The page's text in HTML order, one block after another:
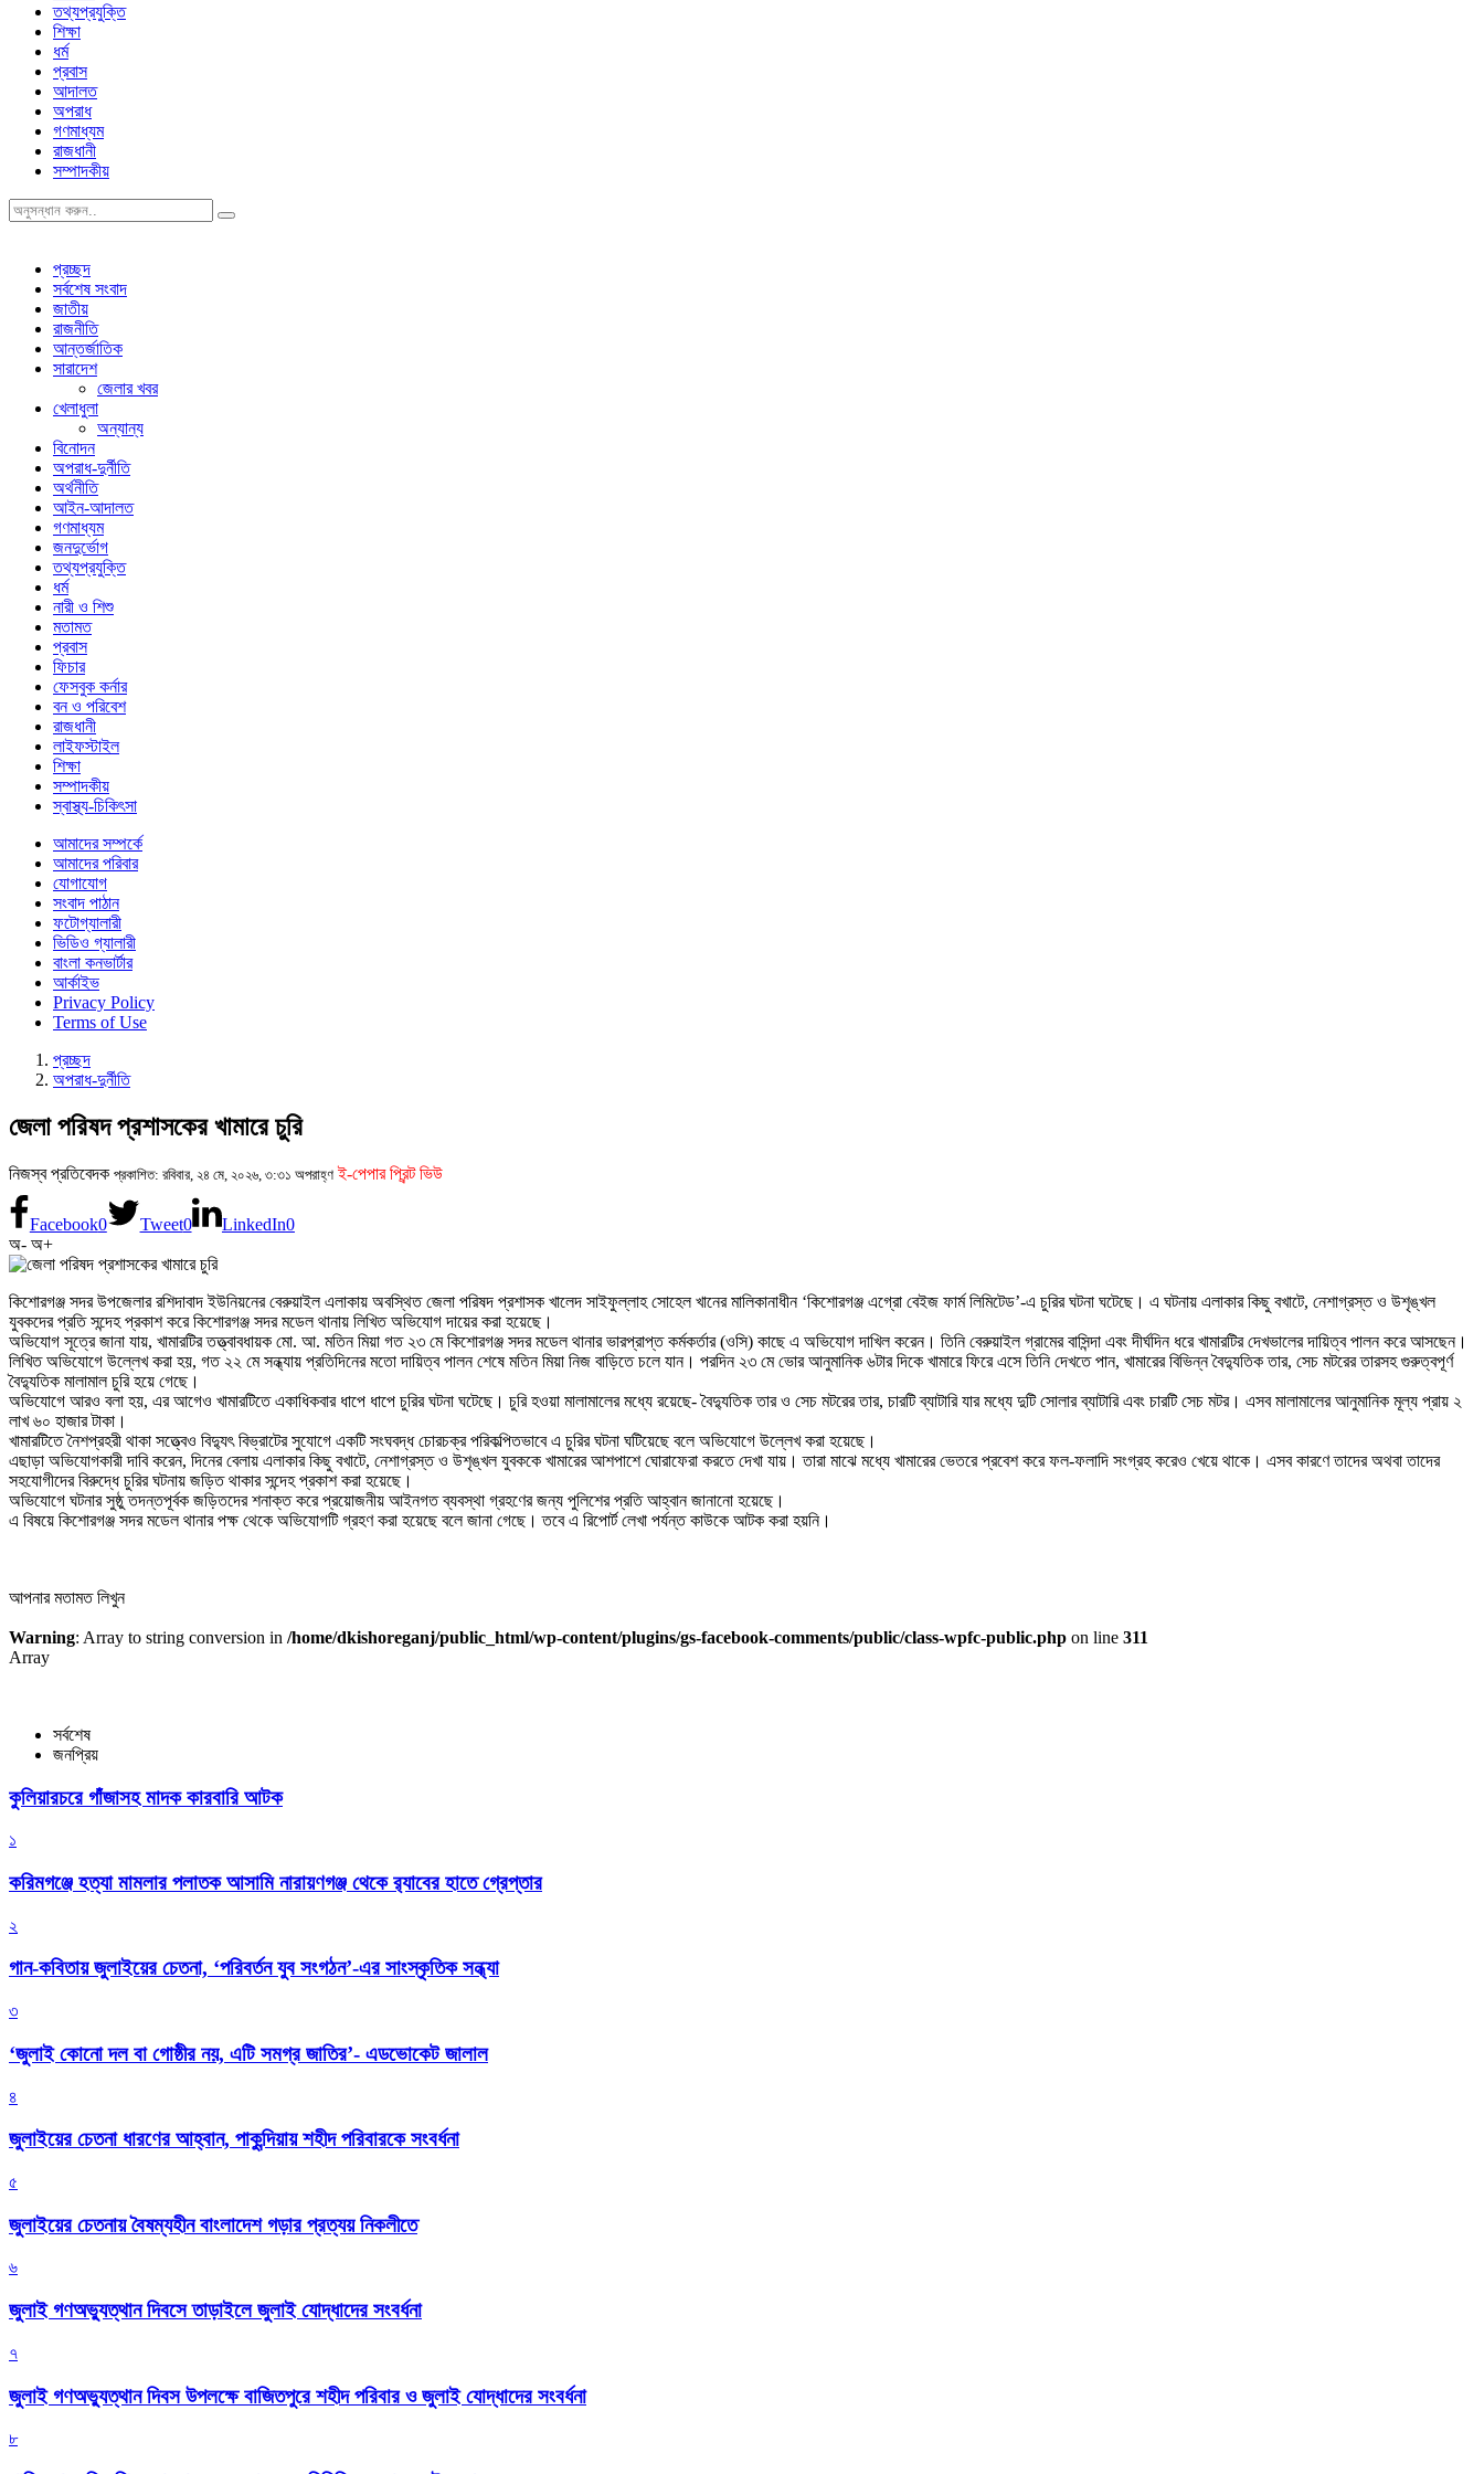
তথ্যপ্রযুক্তি
শিক্ষা
ধর্ম
প্রবাস
আদালত
অপরাধ
গণমাধ্যম
রাজধানী
সম্পাদকীয়
প্রচ্ছদ
সর্বশেষ সংবাদ
জাতীয়
রাজনীতি
আন্তর্জাতিক
সারাদেশ
জেলার খবর
খেলাধুলা
অন্যান্য
বিনোদন
অপরাধ-দুর্নীতি
অর্থনীতি
আইন-আদালত
গণমাধ্যম
জনদুর্ভোগ
তথ্যপ্রযুক্তি
ধর্ম
নারী ও শিশু
মতামত
প্রবাস
ফিচার
ফেসবুক কর্নার
বন ও পরিবেশ
রাজধানী
লাইফস্টাইল
শিক্ষা
সম্পাদকীয়
স্বাস্থ্য-চিকিৎসা
আমাদের সম্পর্কে
আমাদের পরিবার
যোগাযোগ
সংবাদ পাঠান
ফটোগ্যালারী
ভিডিও গ্যালারী
বাংলা কনভার্টার
আর্কাইভ
Privacy Policy
Terms of Use
প্রচ্ছদ
অপরাধ-দুর্নীতি
জেলা পরিষদ প্রশাসকের খামারে চুরি
নিজস্ব প্রতিবেদক প্রকাশিত: রবিবার, ২৪ মে, ২০২৬, ৩:৩১ অপরাহ্ণ ই-পেপার প্রিন্ট ভিউ
Facebook0 Tweet0 LinkedIn0
অ- অ+
কিশোরগঞ্জ সদর উপজেলার রশিদাবাদ ইউনিয়নের বেরুয়াইল এলাকায় অবস্থিত জেলা পরিষদ প্রশাসক খালেদ সাইফুল্লাহ সোহেল খানের মালিকানাধীন ‘কিশোরগঞ্জ এগ্রো বেইজ ফার্ম লিমিটেড’-এ চুরির ঘটনা ঘটেছে। এ ঘটনায় এলাকার কিছু বখাটে, নেশাগ্রস্ত ও উশৃঙ্খল
যুবকদের প্রতি সন্দেহ প্রকাশ করে কিশোরগঞ্জ সদর মডেল থানায় লিখিত অভিযোগ দায়ের করা হয়েছে।
অভিযোগ সূত্রে জানা যায়, খামারটির তত্ত্বাবধায়ক মো. আ. মতিন মিয়া গত ২৩ মে কিশোরগঞ্জ সদর মডেল থানার ভারপ্রাপ্ত কর্মকর্তার (ওসি) কাছে এ অভিযোগ দাখিল করেন। তিনি বেরুয়াইল গ্রামের বাসিন্দা এবং দীর্ঘদিন ধরে খামারটির দেখভালের দায়িত্ব পালন করে আসছেন।
লিখিত অভিযোগে উল্লেখ করা হয়, গত ২২ মে সন্ধ্যায় প্রতিদিনের মতো দায়িত্ব পালন শেষে মতিন মিয়া নিজ বাড়িতে চলে যান। পরদিন ২৩ মে ভোর আনুমানিক ৬টার দিকে খামারে ফিরে এসে তিনি দেখতে পান, খামারের বিভিন্ন বৈদ্যুতিক তার, সেচ মটরের তারসহ গুরুত্বপূর্ণ
বৈদ্যুতিক মালামাল চুরি হয়ে গেছে।
অভিযোগে আরও বলা হয়, এর আগেও খামারটিতে একাধিকবার ধাপে ধাপে চুরির ঘটনা ঘটেছে। চুরি হওয়া মালামালের মধ্যে রয়েছে- বৈদ্যুতিক তার ও সেচ মটরের তার, চারটি ব্যাটারি যার মধ্যে দুটি সোলার ব্যাটারি এবং চারটি সেচ মটর। এসব মালামালের আনুমানিক মূল্য প্রায় ২
লাখ ৬০ হাজার টাকা।
খামারটিতে নৈশপ্রহরী থাকা সত্ত্বেও বিদ্যুৎ বিভ্রাটের সুযোগে একটি সংঘবদ্ধ চোরচক্র পরিকল্পিতভাবে এ চুরির ঘটনা ঘটিয়েছে বলে অভিযোগে উল্লেখ করা হয়েছে।
এছাড়া অভিযোগকারী দাবি করেন, দিনের বেলায় এলাকার কিছু বখাটে, নেশাগ্রস্ত ও উশৃঙ্খল যুবককে খামারের আশপাশে ঘোরাফেরা করতে দেখা যায়। তারা মাঝে মধ্যে খামারের ভেতরে প্রবেশ করে ফল-ফলাদি সংগ্রহ করেও খেয়ে থাকে। এসব কারণে তাদের অথবা তাদের
সহযোগীদের বিরুদ্ধে চুরির ঘটনায় জড়িত থাকার সন্দেহ প্রকাশ করা হয়েছে।
অভিযোগে ঘটনার সুষ্ঠু তদন্তপূর্বক জড়িতদের শনাক্ত করে প্রয়োজনীয় আইনগত ব্যবস্থা গ্রহণের জন্য পুলিশের প্রতি আহ্বান জানানো হয়েছে।
এ বিষয়ে কিশোরগঞ্জ সদর মডেল থানার পক্ষ থেকে অভিযোগটি গ্রহণ করা হয়েছে বলে জানা গেছে। তবে এ রিপোর্ট লেখা পর্যন্ত কাউকে আটক করা হয়নি।
আপনার মতামত লিখুন
Warning: Array to string conversion in /home/dkishoreganj/public_html/wp-content/plugins/gs-facebook-comments/public/class-wpfc-public.php on line 311
Array
সর্বশেষ
জনপ্রিয়
কুলিয়ারচরে গাঁজাসহ মাদক কারবারি আটক
১
করিমগঞ্জে হত্যা মামলার পলাতক আসামি নারায়ণগঞ্জ থেকে র‌্যাবের হাতে গ্রেপ্তার
২
গান-কবিতায় জুলাইয়ের চেতনা, ‘পরিবর্তন যুব সংগঠন’-এর সাংস্কৃতিক সন্ধ্যা
৩
‘জুলাই কোনো দল বা গোষ্ঠীর নয়, এটি সমগ্র জাতির’- এডভোকেট জালাল
৪
জুলাইয়ের চেতনা ধারণের আহ্বান, পাকুন্দিয়ায় শহীদ পরিবারকে সংবর্ধনা
৫
জুলাইয়ের চেতনায় বৈষম্যহীন বাংলাদেশ গড়ার প্রত্যয় নিকলীতে
৬
জুলাই গণঅভ্যুত্থান দিবসে তাড়াইলে জুলাই যোদ্ধাদের সংবর্ধনা
৭
জুলাই গণঅভ্যুত্থান দিবস উপলক্ষে বাজিতপুরে শহীদ পরিবার ও জুলাই যোদ্ধাদের সংবর্ধনা
৮